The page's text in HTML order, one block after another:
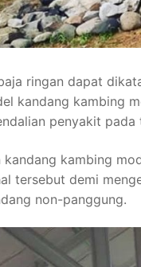
ringan dapat
kandang kambing
penyakit pada
kambing
tersebut demi
non-panggung.